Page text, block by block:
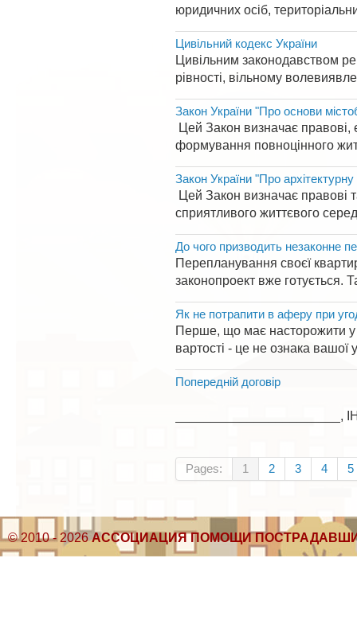
юридичних осіб,
Цивільний кодекс України
Цивільним законодавством
рівності, вільному
Закон України "Про основи
Цей Закон визначає правові,
формування повноцінного
Закон України "Про архітектурну
Цей Закон визначає правові
сприятливого життєвого
До чого призводить незаконне
Перепланування своєї
законопроект вже
Як не потрапити в аферу при
Перше, що має насторожити у
вартості - це не ознака вашої
Попередній договір
_______________________,
Pages: 1 2 3 4 5
© 2010 - 2026АССОЦИАЦИЯ ПОМОЩИ